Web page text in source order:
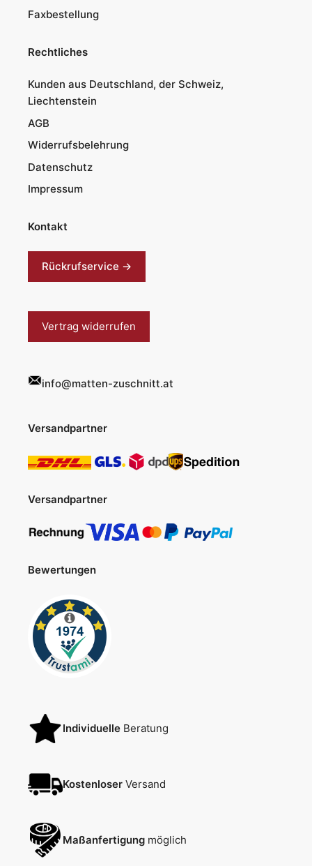
Faxbestellung
Rechtliches
Kunden aus Deutschland, der Schweiz,
Liechtenstein
AGB
Widerrufsbelehrung
Datenschutz
Impressum
Kontakt
Rückrufservice →
Vertrag widerrufen
info@matten-zuschnitt.at
Versandpartner
Versandpartner
Bewertungen
Individuelle Beratung
Kostenloser Versand
Maßanfertigung möglich